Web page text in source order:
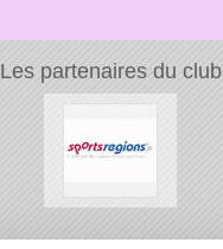
Les partenaires du club